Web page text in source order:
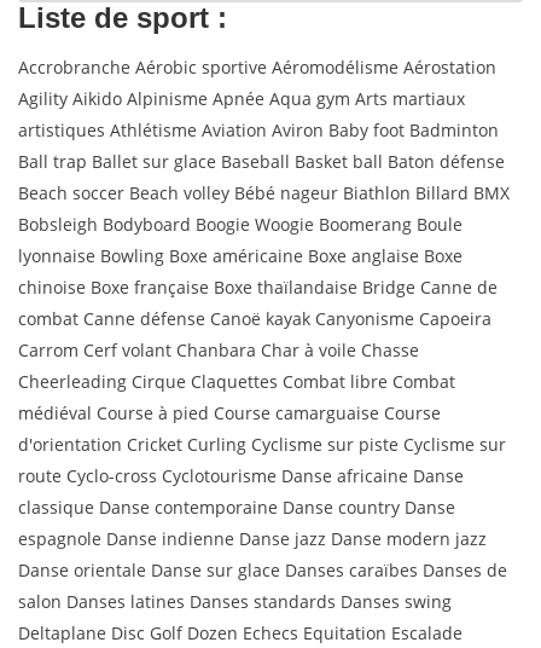
Liste de sport :
Accrobranche Aérobic sportive Aéromodélisme Aérostation
Agility Aikido Alpinisme Apnée Aqua gym Arts martiaux
artistiques Athlétisme Aviation Aviron Baby foot Badminton
Ball trap Ballet sur glace Baseball Basket ball Baton défense
Beach soccer Beach volley Bébé nageur Biathlon Billard BMX
Bobsleigh Bodyboard Boogie Woogie Boomerang Boule
lyonnaise Bowling Boxe américaine Boxe anglaise Boxe
chinoise Boxe française Boxe thaïlandaise Bridge Canne de
combat Canne défense Canoë kayak Canyonisme Capoeira
Carrom Cerf volant Chanbara Char à voile Chasse
Cheerleading Cirque Claquettes Combat libre Combat
médiéval Course à pied Course camarguaise Course
d'orientation Cricket Curling Cyclisme sur piste Cyclisme sur
route Cyclo-cross Cyclotourisme Danse africaine Danse
classique Danse contemporaine Danse country Danse
espagnole Danse indienne Danse jazz Danse modern jazz
Danse orientale Danse sur glace Danses caraïbes Danses de
salon Danses latines Danses standards Danses swing
Deltaplane Disc Golf Dozen Echecs Equitation Escalade